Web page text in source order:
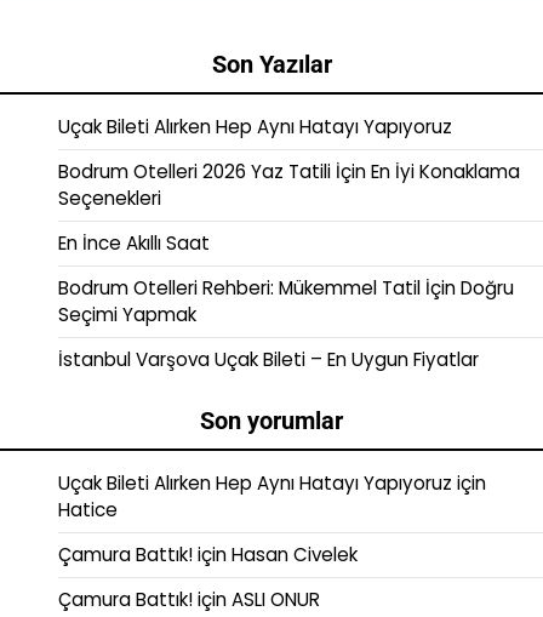
Son Yazılar
Uçak Bileti Alırken Hep Aynı Hatayı Yapıyoruz
Bodrum Otelleri 2026 Yaz Tatili İçin En İyi Konaklama
Seçenekleri
En İnce Akıllı Saat
Bodrum Otelleri Rehberi: Mükemmel Tatil İçin Doğru
Seçimi Yapmak
İstanbul Varşova Uçak Bileti – En Uygun Fiyatlar
Son yorumlar
Uçak Bileti Alırken Hep Aynı Hatayı Yapıyoruz için
Hatice
Çamura Battık!içinHasan Civelek
Çamura Battık!içinASLI ONUR